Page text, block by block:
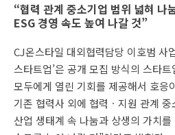
“협력 관계 중소기업 범위 넓혀 나
ESG 경영 속도 높여 나갈 것”
CJ온스타일 대외협력담당 이호범 사
스타트업’은 공개 모집 방식의 스타
모두에게 열린 기회를 제공해서 호응
기존 협력사 외에 협력ㆍ지원 관계
산업 생태계 속 나눔과 상생의 가치